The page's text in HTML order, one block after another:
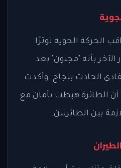
الحركة الجوية توترًا
بأنه "مجنون" بعد
الحادث بنجاح. وأكدت
أن الطائرة هبطت بأمان مع
بين الطائرتين.